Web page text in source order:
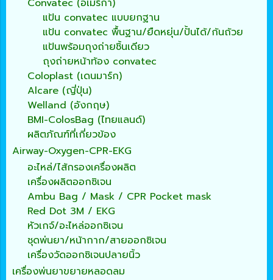
Convatec (อเมริกา)
แป้น convatec แบบยกฐาน
แป้น convatec พื้นฐาน/ยืดหยุ่น/ปั้นได้/ก้นถ้วย
แป้นพร้อมถุงถ่ายชิ้นเดียว
ถุงถ่ายหน้าท้อง convatec
Coloplast (เดนมาร์ก)
Alcare (ญี่ปุ่น)
Welland (อังกฤษ)
BMI-ColosBag (ไทยแลนด์)
ผลิตภัณฑ์ที่เกี่ยวข้อง
Airway-Oxygen-CPR-EKG
อะไหล่/ไส้กรองเครื่องผลิต
เครื่องผลิตออกซิเจน
Ambu Bag / Mask / CPR Pocket mask
Red Dot 3M / EKG
หัวเกจ์/อะไหล่ออกซิเจน
ชุดพ่นยา/หน้ากาก/สายออกซิเจน
เครื่องวัดออกซิเจนปลายนิ้ว
เครื่องพ่นยาขยายหลอดลม